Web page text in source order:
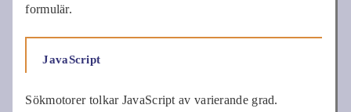
formulär.
JavaScript
Sökmotorer tolkar JavaScript av varierande grad.